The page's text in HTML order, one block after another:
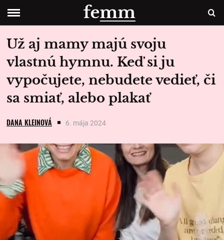
Už aj mamy majú svoju
vlastnú hymnu. Keď si ju
vypočujete, nebudete vedieť, či
sa smiať, alebo plakať
DANA KLEINOVÁ 6. mája 2024